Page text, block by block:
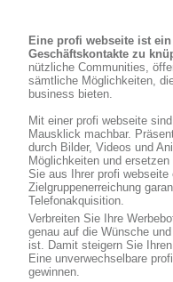
Eine profi webseite ist
Geschäftskontakte zu
nützliche Communities,
sämtliche Möglichkeiten,
business bieten.
Mit einer profi webseite
Mausklick machbar.
durch Bilder, Videos und
Möglichkeiten und
Sie aus Ihrer profi
Zielgruppenerreichung
Telefonakquisition.
Verbreiten Sie Ihre
genau auf die Wünsche
ist. Damit steigern Sie
Eine unverwechselbare
gewinnen.